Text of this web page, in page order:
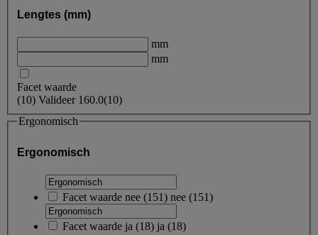
Lengtes (mm)
mm
mm
Facet waarde
(10) Valideer 160.0(10)
Ergonomisch
Ergonomisch
Facet waarde nee (151) nee (151)
Facet waarde ja (18) ja (18)